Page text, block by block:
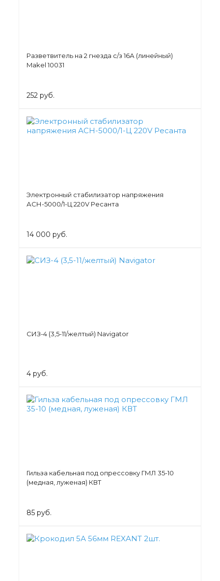
Разветвитель на 2 гнезда с/з 16А (линейный)
Makel 10031
252 руб.
Электронный стабилизатор напряжения
АСН-5000/1-Ц 220V Ресанта
14 000 руб.
СИЗ-4 (3,5-11/желтый) Navigator
4 руб.
Гильза кабельная под опрессовку ГМЛ 35-10
(медная, луженая) КВТ
85 руб.